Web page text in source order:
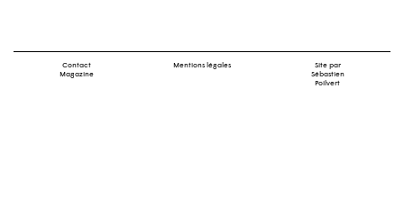
Contact
Magazine
Mentions légales
Site par
Sébastien
Poilvert